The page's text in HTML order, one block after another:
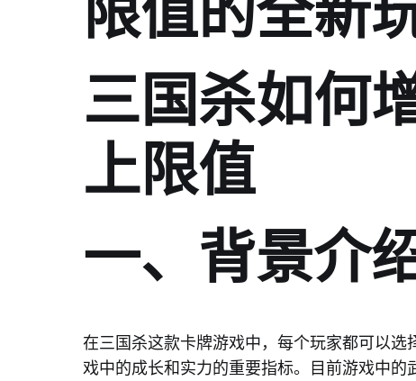
限值的全新
三国杀如何
上限值
一、背景介
在三国杀这款卡牌游戏中，每个玩家都可以
戏中的成长和实力的重要指标。目前游戏中